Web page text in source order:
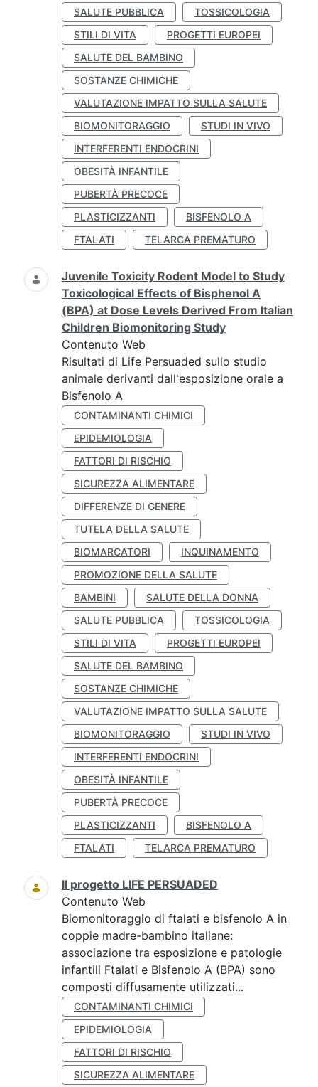
SALUTE PUBBLICA
TOSSICOLOGIA
STILI DI VITA
PROGETTI EUROPEI
SALUTE DEL BAMBINO
SOSTANZE CHIMICHE
VALUTAZIONE IMPATTO SULLA SALUTE
BIOMONITORAGGIO
STUDI IN VIVO
INTERFERENTI ENDOCRINI
OBESITÀ INFANTILE
PUBERTÀ PRECOCE
PLASTICIZZANTI
BISFENOLO A
FTALATI
TELARCA PREMATURO
Juvenile Toxicity Rodent Model to Study
Toxicological Effects of Bisphenol A
(BPA) at Dose Levels Derived From Italian
Children Biomonitoring Study
Contenuto Web
Risultati di Life Persuaded sullo studio
animale derivanti dall'esposizione orale a
Bisfenolo A
CONTAMINANTI CHIMICI
EPIDEMIOLOGIA
FATTORI DI RISCHIO
SICUREZZA ALIMENTARE
DIFFERENZE DI GENERE
TUTELA DELLA SALUTE
BIOMARCATORI
INQUINAMENTO
PROMOZIONE DELLA SALUTE
BAMBINI
SALUTE DELLA DONNA
SALUTE PUBBLICA
TOSSICOLOGIA
STILI DI VITA
PROGETTI EUROPEI
SALUTE DEL BAMBINO
SOSTANZE CHIMICHE
VALUTAZIONE IMPATTO SULLA SALUTE
BIOMONITORAGGIO
STUDI IN VIVO
INTERFERENTI ENDOCRINI
OBESITÀ INFANTILE
PUBERTÀ PRECOCE
PLASTICIZZANTI
BISFENOLO A
FTALATI
TELARCA PREMATURO
Il progetto LIFE PERSUADED
Contenuto Web
Biomonitoraggio di ftalati e bisfenolo A in
coppie madre-bambino italiane:
associazione tra esposizione e patologie
infantili Ftalati e Bisfenolo A (BPA) sono
composti diffusamente utilizzati...
CONTAMINANTI CHIMICI
EPIDEMIOLOGIA
FATTORI DI RISCHIO
SICUREZZA ALIMENTARE